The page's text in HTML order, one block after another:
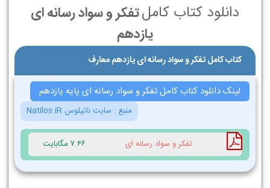
دانلود کتاب کاملتفکر و سواد رسانه ای
یازدهم
کتاب کامل تفکر و سواد رسانه ای یازدهم معارف
لینک دانلود کتاب کامل تفکر و سواد رسانه ای پایه یازدهم
منبع : سایت ناتیلوس Natilos.iR
تفکر و سواد رسانه ای 7.46 مگابایت